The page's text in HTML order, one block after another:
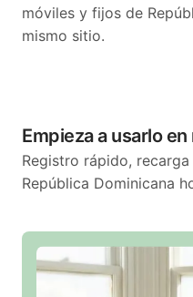
móviles y fijos de
mismo sitio.
Empieza a usarlo
Registro rápido,
República Dominicana